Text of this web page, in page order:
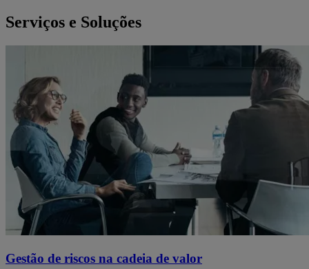
Serviços e Soluções
Gestão de riscos na cadeia de valor